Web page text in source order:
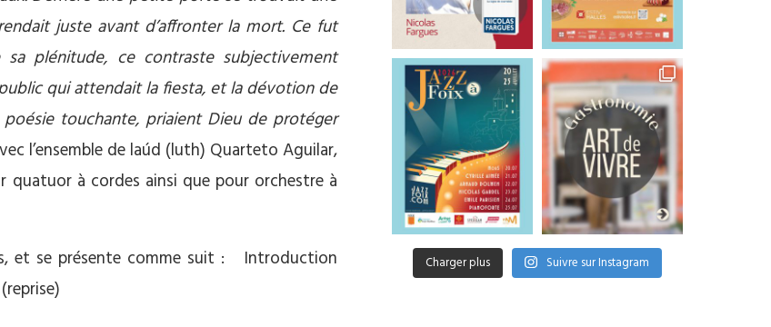
juste avant d’affronter la mort. Ce fut
plénitude, ce contraste subjectivement
qui attendait la fiesta, et la dévotion de
touchante, priaient Dieu de protéger
l’ensemble de laúd (luth) Quarteto Aguilar,
quatuor à cordes ainsi que pour orchestre à
et se présente comme suit : Introduction
Charger plus Suivre sur Instagram